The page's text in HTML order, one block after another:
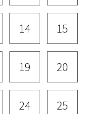
14 15
19 20
24 25